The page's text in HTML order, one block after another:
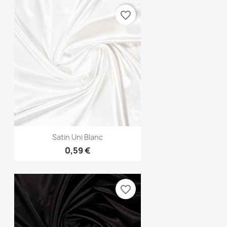
Aperçu rapide
Satin Uni Blanc
0,59 €
favorite_border
favorite_border